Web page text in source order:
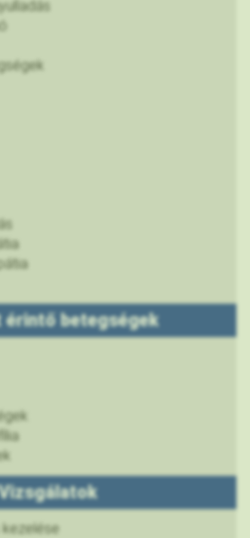
érintő betegségek
kezelése